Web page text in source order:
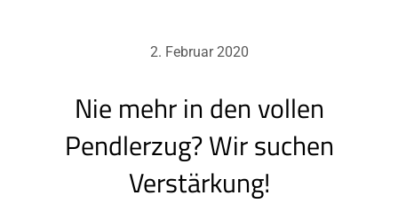
Nie mehr in den vollen
Pendlerzug? Wir suchen
Verstärkung!
2. Februar 2020